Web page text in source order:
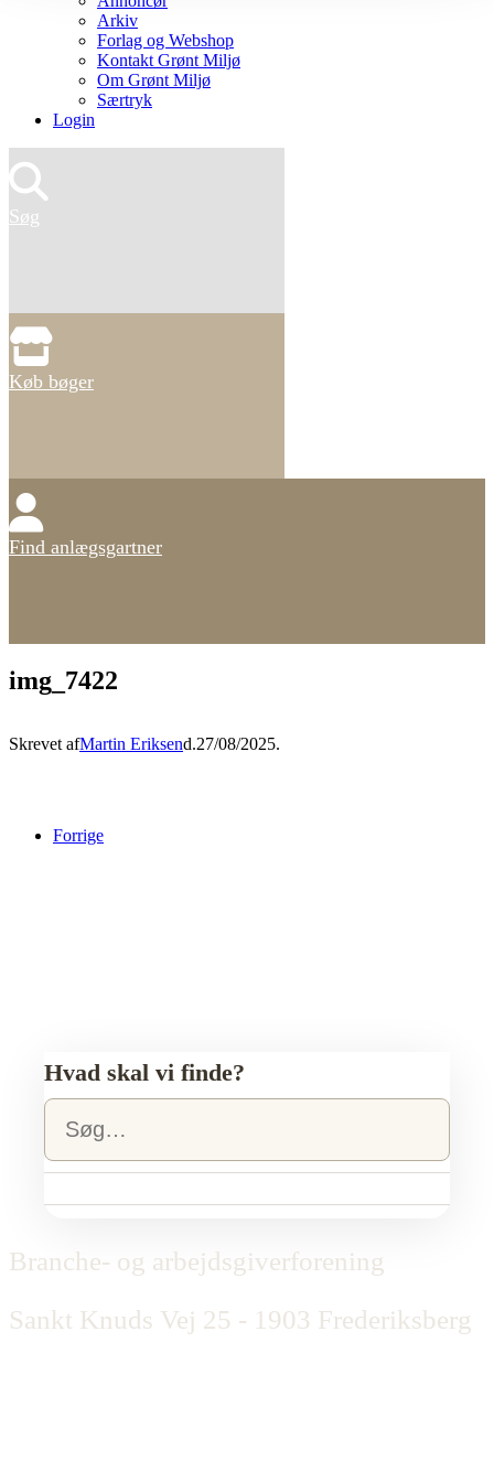
Arkiv
Forlag og Webshop
Kontakt Grønt Miljø
Om Grønt Miljø
Særtryk
Login
Søg
Køb bøger
Find anlægsgartner
img_7422
Skrevet afMartin Eriksend.27/08/2025.
Forrige
Hvad skal vi finde?
Branche- og arbejdsgiverforening
Sankt Knuds Vej 25 - 1903 Frederiksberg